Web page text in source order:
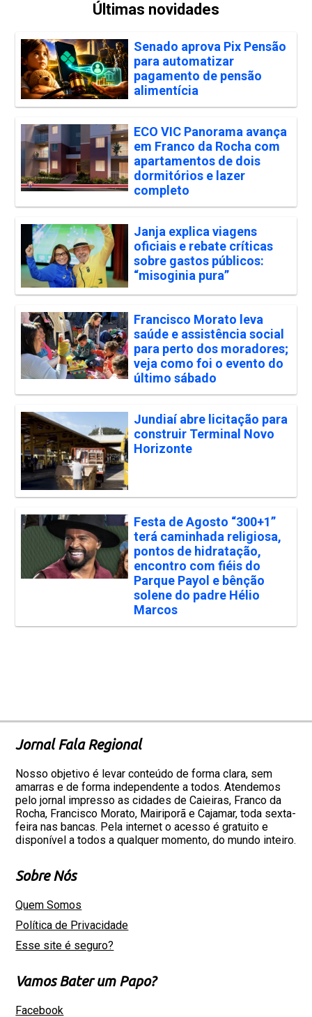
Últimas novidades
Senado aprova Pix Pensão
para automatizar
pagamento de pensão
alimentícia
ECO VIC Panorama avança
em Franco da Rocha com
apartamentos de dois
dormitórios e lazer
completo
Janja explica viagens
oficiais e rebate críticas
sobre gastos públicos:
“misoginia pura”
Francisco Morato leva
saúde e assistência social
para perto dos moradores;
veja como foi o evento do
último sábado
Jundiaí abre licitação para
construir Terminal Novo
Horizonte
Festa de Agosto “300+1”
terá caminhada religiosa,
pontos de hidratação,
encontro com fiéis do
Parque Payol e bênção
solene do padre Hélio
Marcos
Jornal Fala Regional
Nosso objetivo é levar conteúdo de forma clara, sem
amarras e de forma independente a todos. Atendemos
pelo jornal impresso as cidades de Caieiras, Franco da
Rocha, Francisco Morato, Mairiporã e Cajamar, toda sexta-
feira nas bancas. Pela internet o acesso é gratuito e
disponível a todos a qualquer momento, do mundo inteiro.
Sobre Nós
Quem Somos
Política de Privacidade
Esse site é seguro?
Vamos Bater um Papo?
Facebook